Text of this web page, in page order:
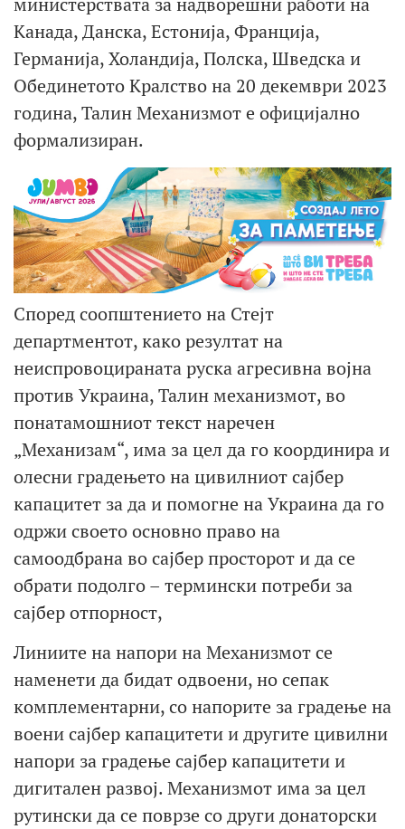
Канада, Данска, Естонија, Франција,
Германија, Холандија, Полска, Шведска и
Обединетото Кралство на 20 декември 2023
година, Талин Механизмот е официјално
формализиран.
Според соопштението на Стејт
департментот, како резултат на
неиспровоцираната руска агресивна војна
против Украина, Талин механизмот, во
понатамошниот текст наречен
„Механизам“, има за цел да го координира и
олесни градењето на цивилниот сајбер
капацитет за да и помогне на Украина да го
одржи своето основно право на
самоодбрана во сајбер просторот и да се
обрати подолго – термински потреби за
сајбер отпорност,
Линиите на напори на Механизмот се
наменети да бидат одвоени, но сепак
комплементарни, со напорите за градење на
воени сајбер капацитети и другите цивилни
напори за градење сајбер капацитети и
дигитален развој. Механизмот има за цел
рутински да се поврзе со други донаторски